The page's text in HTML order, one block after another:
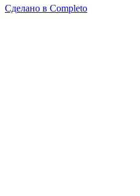
Сделано в Completo